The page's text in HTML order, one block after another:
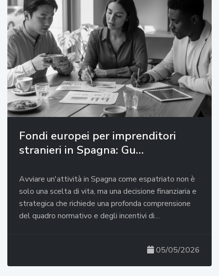
Fondi europei per imprenditori
stranieri in Spagna: Gu…
Avviare un'attività in Spagna come espatriato non è
solo una scelta di vita, ma una decisione finanziaria e
strategica che richiede una profonda comprensione
del quadro normativo e degli incentivi di…
05/05/2026